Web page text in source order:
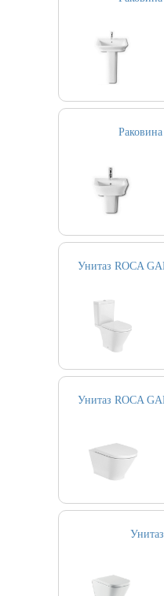
Унитаз ROCA
Унитаз ROCA